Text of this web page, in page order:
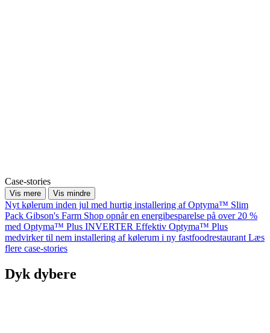
Case-stories
Vis mere Vis mindre
Nyt kølerum inden jul med hurtig installering af Optyma™ Slim
Pack Gibson's Farm Shop opnår en energibesparelse på over 20 %
med Optyma™ Plus INVERTER Effektiv Optyma™ Plus
medvirker til nem installering af kølerum i ny fastfoodrestaurant Læs
flere case-stories
Dyk dybere